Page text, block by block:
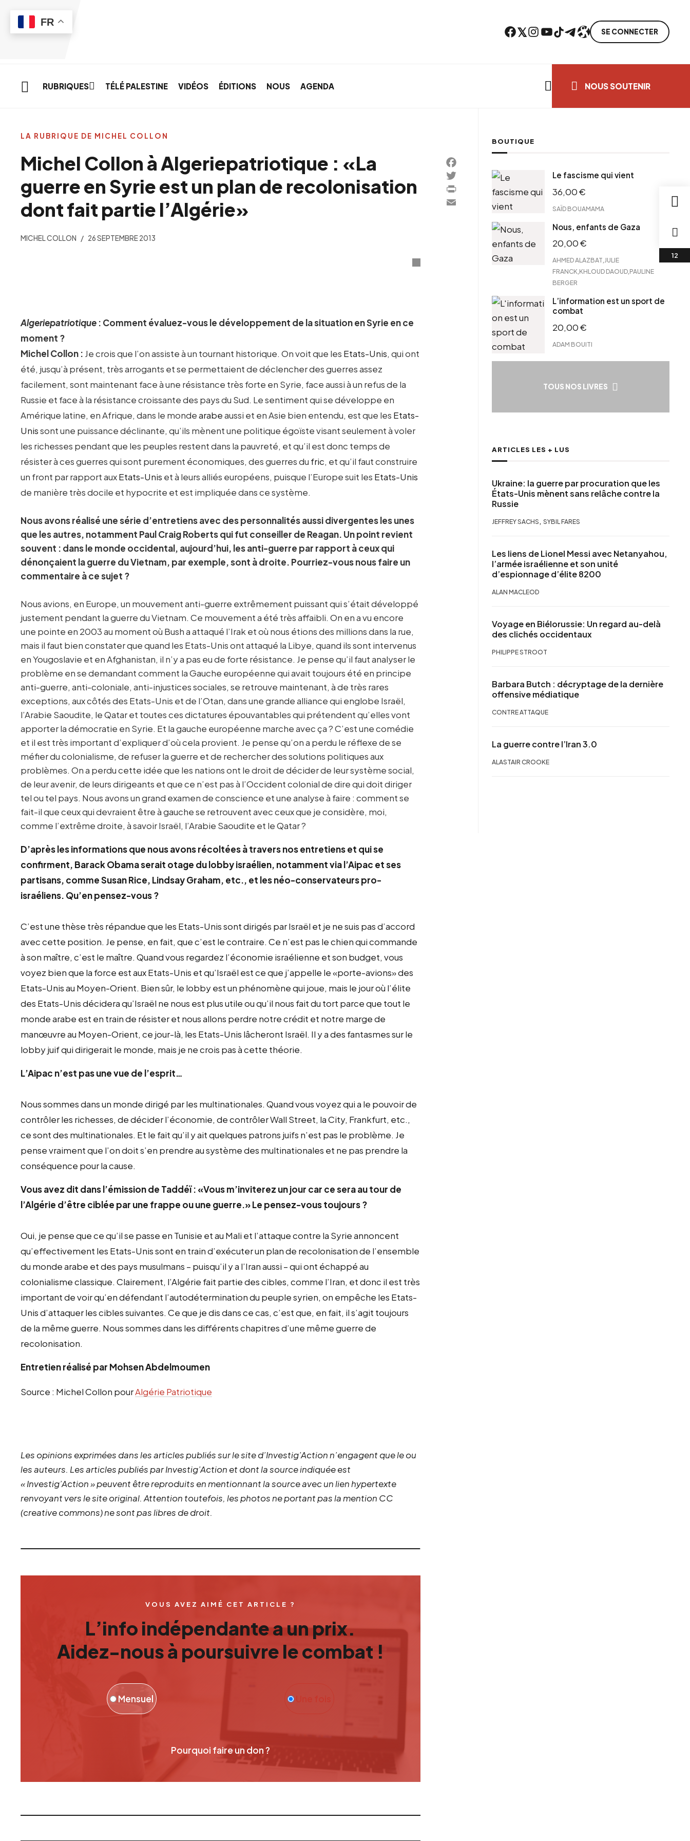
Facebook Twitter Instagram YouTube TikTok TelegramLien SE CONNECTER
RUBRIQUES TÉLÉ PALESTINE VIDÉOS ÉDITIONS NOUS AGENDA NOUS SOUTENIR
Michel Collon à Algeriepatriotique : «La
guerre en Syrie est un plan de recolonisation
dont fait partie l’Algérie»
MICHEL COLLON 26 SEPTEMBRE 2013
Algeriepatriotique : Comment évaluez-vous le développement de la situation en Syrie en ce
moment ?
Michel Collon : Je crois que l’on assiste à un tournant historique. On voit que les Etats-Unis, qui ont
été, jusqu’à présent, très arrogants et se permettaient de déclencher des guerres assez
facilement, sont maintenant face à une résistance très forte en Syrie, face aussi à un refus de la
Russie et face à la résistance croissante des pays du Sud. Le sentiment qui se développe en
Amérique latine, en Afrique, dans le mondearabeaussi et en Asie bien entendu, est que les Etats-
Unissont une puissance déclinante, qu’ils mènent une politique égoïste visant seulement à voler
les richesses pendant que les peuples restent dans la pauvreté, et qu’il est donc temps de
résister à ces guerres qui sont purement économiques, des guerres du fric, et qu’il faut construire
un front par rapport auxEtats-Unis et à leurs alliés européens, puisque l’Europe suit les Etats-Unis
de manière très docile et hypocrite et est impliquée dans ce système.
Nous avons réalisé une série d’entretiens avec des personnalités aussi divergentes les unes
que les autres, notamment Paul Craig Roberts qui fut conseiller de Reagan. Un point revient
souvent : dans le monde occidental, aujourd’hui, les anti-guerre par rapport à ceux qui
dénonçaient la guerre du Vietnam, par exemple, sont à droite. Pourriez-vous nous faire un
commentaire à ce sujet ?
Nous avions, en Europe, un mouvement anti-guerre extrêmement puissant qui s’était développé
justement pendant la guerre du Vietnam. Ce mouvement a été très affaibli. On en a vu encore
une pointe en 2003 au moment où Bush a attaqué l’Irak et où nous étions des millions dans la rue,
mais il faut bien constater que quand les Etats-Unis ont attaqué la Libye, quand ils sont intervenus
en Yougoslavie et en Afghanistan, il n’y a pas eu de forte résistance. Je pense qu’il faut analyser le
problème en se demandant comment la Gauche européenne qui avait toujours été en principe
anti-guerre, anti-coloniale, anti-injustices sociales, se retrouve maintenant, à de très rares
exceptions, aux côtés des Etats-Unis et de l’Otan, dans une grande alliance qui englobe Israël,
l’Arabie Saoudite, le Qatar et toutes ces dictatures épouvantables qui prétendent qu’elles vont
apporter la démocratie en Syrie. Et la gauche européenne marche avec ça ? C’est une comédie
et il est très important d’expliquer d’où cela provient. Je pense qu’on a perdu le réflexe de se
méfier du colonialisme, de refuser la guerre et de rechercher des solutions politiques aux
problèmes. On a perdu cette idée que les nations ont le droit de décider de leur système social,
de leur avenir, de leurs dirigeants et que ce n’est pas à l’Occident colonial de dire qui doit diriger
tel ou tel pays. Nous avons un grand examen de conscience et une analyse à faire : comment se
fait-il que ceux qui devraient être à gauche se retrouvent avec ceux que je considère, moi,
comme l’extrême droite, à savoir Israël, l’Arabie Saoudite et le Qatar ?
D’après les informations que nous avons récoltées à travers nos entretiens et qui se
confirment, Barack Obama serait otage du lobby israélien, notamment via l’Aipac et ses
partisans, comme Susan Rice, Lindsay Graham, etc., et les néo-conservateurs pro-
israéliens. Qu’en pensez-vous ?
C’est une thèse très répandue que les Etats-Unis sont dirigés par Israël et je ne suis pas d’accord
avec cette position. Je pense, en fait, que c’est le contraire. Ce n’est pas le chien qui commande
à son maître, c’est le maître. Quand vous regardez l’économie israélienne et son budget, vous
voyez bien que la force est aux Etats-Unis et qu’Israël est ce que j’appelle le «porte-avions» des
Etats-Unis au Moyen-Orient. Bien sûr, le lobby est un phénomène qui joue, mais le jour où l’élite
des Etats-Unis décidera qu’Israël ne nous est plus utile ou qu’il nous fait du tort parce que tout le
monde arabe est en train de résister et nous allons perdre notre crédit et notre marge de
manœuvre au Moyen-Orient, ce jour-là, les Etats-Unis lâcheront Israël. Il y a des fantasmes sur le
lobby juif qui dirigerait le monde, mais je ne crois pas à cette théorie.
L’Aipac n’est pas une vue de l’esprit…
Nous sommes dans un monde dirigé par les multinationales. Quand vous voyez qui a le pouvoir de
contrôler les richesses, de décider l’économie, de contrôler Wall Street, la City, Frankfurt, etc.,
ce sont des multinationales. Et le fait qu’il y ait quelques patrons juifs n’est pas le problème. Je
pense vraiment que l’on doit s’en prendre au système des multinationales et ne pas prendre la
conséquence pour la cause.
Vous avez dit dans l’émission de Taddéï : «Vous m’inviterez un jour car ce sera au tour de
l’Algérie d’être ciblée par une frappe ou une guerre.» Le pensez-vous toujours ?
Oui, je pense que ce qu’il se passe en Tunisie et au Mali et l’attaque contre la Syrie annoncent
qu’effectivement les Etats-Unis sont en train d’exécuter un plan de recolonisation de l’ensemble
du monde arabe et des pays musulmans – puisqu’il y a l’Iran aussi – qui ont échappé au
colonialisme classique. Clairement, l’Algérie fait partie des cibles, comme l’Iran, et donc il est très
important de voir qu’en défendant l’autodétermination du peuple syrien, on empêche les Etats-
Unis d’attaquer les cibles suivantes. Ce que je dis dans ce cas, c’est que, en fait, il s’agit toujours
de la même guerre. Nous sommes dans les différents chapitres d’une même guerre de
recolonisation.
Entretien réalisé par Mohsen Abdelmoumen
Source : Michel Collon pourAlgérie Patriotique
LA RUBRIQUE DE MICHEL COLLON
Les opinions exprimées dans les articles publiés sur le site d’Investig’Action n’engagent que le ou
les auteurs. Les articles publiés par Investig’Action et dont la source indiquée est
« Investig’Action » peuvent être reproduits en mentionnant la source avec un lien hypertexte
renvoyant vers le site original. Attention toutefois, les photos ne portant pas la mention CC
(creative commons) ne sont pas libres de droit.
VOUS AVEZ AIMÉ CET ARTICLE ?
L’info indépendante a un prix.
Aidez-nous à poursuivre le combat !
Mensuel
Pourquoi faire un don ?
Facebook
Twitter
PrintFriendly
Email
BOUTIQUE
Le fascisme qui vient
36,00€
SAÏD BOUAMAMA
Nous, enfants de Gaza
20,00€
AHMED ALAZBAT JULIE
FRANCK KHLOUD DAOUD PAULINE
BERGER
L’information est un sport de
combat
20,00€
ADAM BOUITI
TOUS NOS LIVRES
ARTICLES LES + LUS
Ukraine: la guerre par procuration que les
États-Unis mènent sans relâche contre la
Russie
JEFFREY SACHS , SYBIL FARES
Les liens de Lionel Messi avec Netanyahou,
l’armée israélienne et son unité
d’espionnage d’élite 8200
ALAN MACLEOD
Voyage en Biélorussie: Un regard au-delà
des clichés occidentaux
PHILIPPE STROOT
Barbara Butch : décryptage de la dernière
offensive médiatique
CONTRE ATTAQUE
La guerre contre l’Iran 3.0
ALASTAIR CROOKE
FR